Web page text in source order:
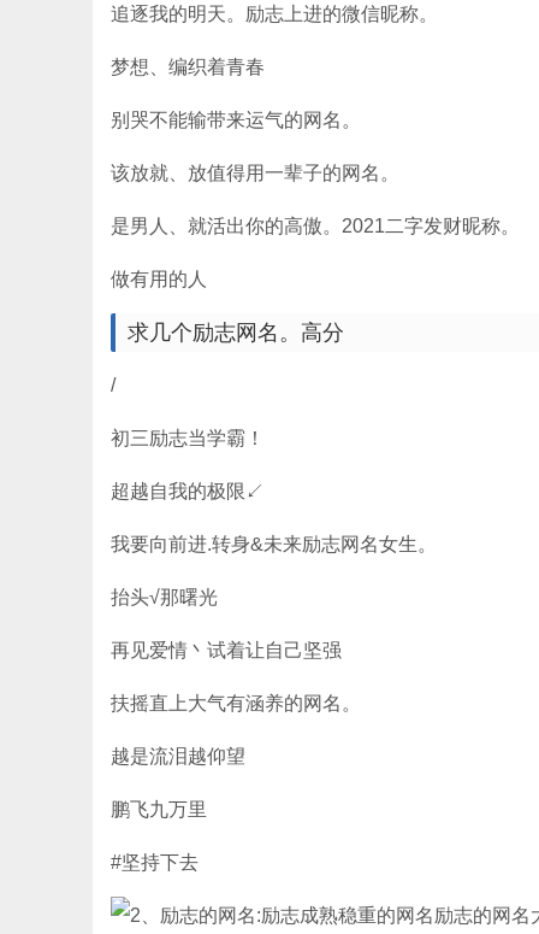
追逐我的明天。励志上进的微信昵称。
梦想、编织着青春
别哭不能输带来运气的网名。
该放就、放值得用一辈子的网名。
是男人、就活出你的高傲。2021二字发财昵称。
做有用的人
求几个励志网名。高分
/
初三励志当学霸！
超越自我的极限↙
我要向前进.转身&未来励志网名女生。
抬头√那曙光
再见爱情丶试着让自己坚强
扶摇直上大气有涵养的网名。
越是流泪越仰望
鹏飞九万里
#坚持下去